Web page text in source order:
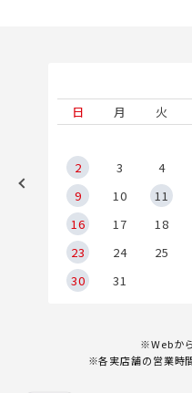
日
月 火
2
3 4
9
10 11
16
17 18
23
24 25
30
31
※Webか
※各実店舗の営業時